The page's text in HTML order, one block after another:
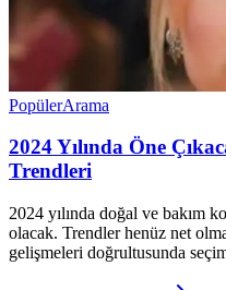
PopülerArama
2024 Yılında Öne
Trendleri
2024 yılında doğal ve bakım
olacak. Trendler henüz net
gelişmeleri doğrultusunda